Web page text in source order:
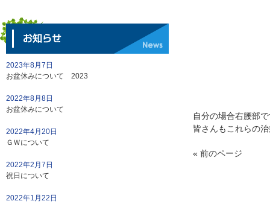
自分の場合右腰部
皆さんもこれらの
« 前のページ
2023年8月7日
お盆休みについて 2023
2022年8月8日
お盆休みについて
2022年4月20日
ＧＷについて
2022年2月7日
祝日について
2022年1月22日